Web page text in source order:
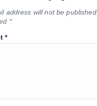
address will not be published.
*
*